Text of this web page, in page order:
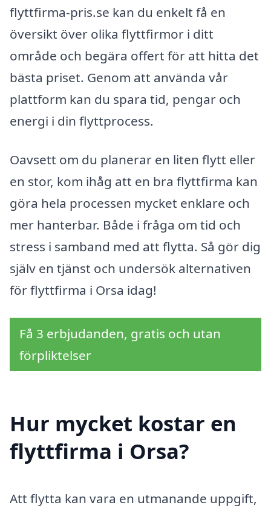
flyttfirma-pris.se kan du enkelt få en
översikt över olika flyttfirmor i ditt
område och begära offert för att hitta det
bästa priset. Genom att använda vår
plattform kan du spara tid, pengar och
energi i din flyttprocess.
Oavsett om du planerar en liten flytt eller
en stor, kom ihåg att en bra flyttfirma kan
göra hela processen mycket enklare och
mer hanterbar. Både i fråga om tid och
stress i samband med att flytta. Så gör dig
själv en tjänst och undersök alternativen
för flyttfirma i Orsa idag!
Få 3 erbjudanden, gratis och utan
förpliktelser
Hur mycket kostar en
flyttfirma i Orsa?
Att flytta kan vara en utmanande uppgift,